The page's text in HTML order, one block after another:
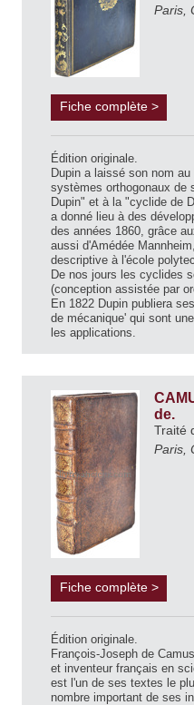
Paris,
Fiche complète >
Édition originale.
Dupin a laissé son nom
systèmes orthogonaux de
Dupin" et à la "cyclide de
a donné lieu à des
des années 1860, grâce
aussi d'Amédée
descriptive à l'école
De nos jours les cyclides
(conception assistée par
En 1822 Dupin publiera
de mécanique' qui sont
les applications.
de.
Traité
Paris,
Fiche complète >
Édition originale.
François-Joseph de
et inventeur français en
est l'un de ses textes le
nombre important de ses